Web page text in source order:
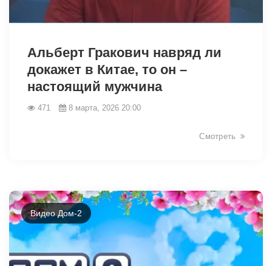
Альберт Гракович навряд ли
докажет в Китае, то он –
настоящий мужчина
471 8 марта, 2026 20:00
Смотреть
Видео Дом-2